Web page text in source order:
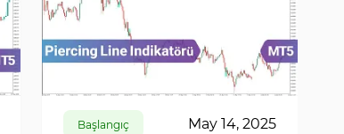
153 5960 0
Başlangıç
May 14, 2025